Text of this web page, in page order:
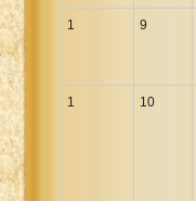
1 9
1 10